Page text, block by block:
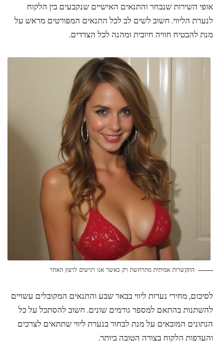
אופי השירות שנבחר והתנאים האישיים שנקבעים בין הלקוח
לנערת הליווי. חשוב לשים לב לכל התנאים המפורטים מראש על
מנת להבטיח חוויה חיובית ומהנה לכל הצדדים.
התקשרות אמיתית מתרחשת רק כאשר אנו רגישים לרצון האחר
לסיכום, מחירי נערות ליווי בבאר שבע והתנאים המקובלים עשויים
להשתנות בהתאם למספר גורמים שונים. חשוב להסתכל על כל
הנתונים המובאים על מנת לבחור בנערת ליווי שתתאים לצרכים
והעדפות הלקוח בצורה הטובה ביותר.